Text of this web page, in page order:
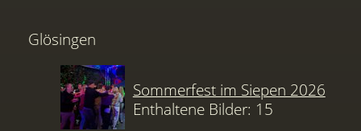
Glösingen
Sommerfest im Siepen 2026
Enthaltene Bilder: 15